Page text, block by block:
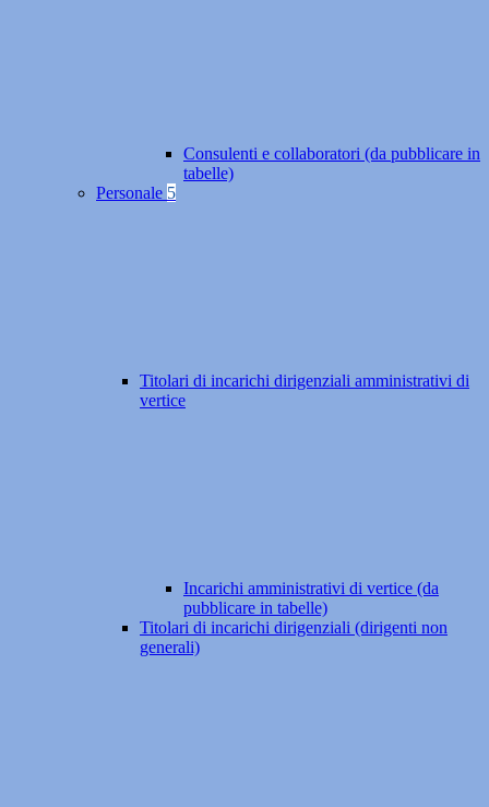
Consulenti e collaboratori (da pubblicare in
tabelle)
Personale 5
Titolari di incarichi dirigenziali amministrativi di
vertice
Incarichi amministrativi di vertice (da
pubblicare in tabelle)
Titolari di incarichi dirigenziali (dirigenti non
generali)